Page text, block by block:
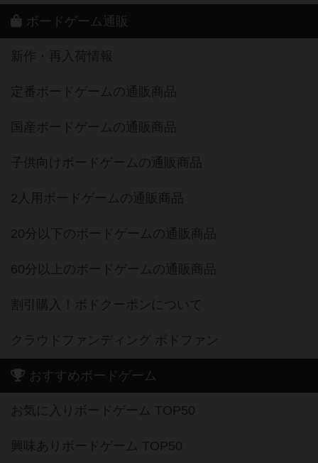
ボードゲーム通販
新作・再入荷情報
定番ボードゲームの通販商品
国産ボードゲームの通販商品
子供向けボードゲームの通販商品
2人用ボードゲームの通販商品
20分以下のボードゲームの通販商品
60分以上のボードゲームの通販商品
割引購入！ボドクーポンについて
クラウドファンディング ボドファン
おすすめボードゲーム
お気に入りボードゲーム TOP50
興味ありボードゲーム TOP50